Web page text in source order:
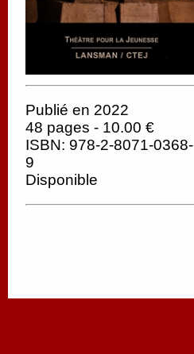
Publié en 2022
48 pages - 10.00 €
ISBN: 978-2-8071-0368-
9
Disponible